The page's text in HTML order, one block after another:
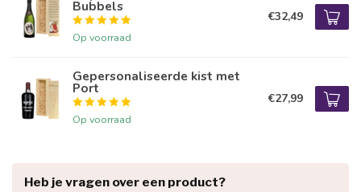
Bubbels
Op voorraad
€32,49
Gepersonaliseerde kist met
Port
Op voorraad
€27,99
Heb je vragen over een product?